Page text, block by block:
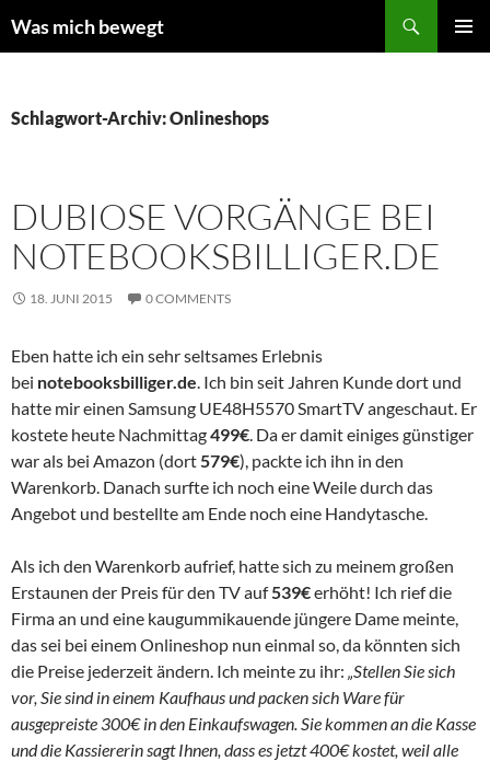
Inhalt
Was mich bewegt
Schlagwort-Archiv: Onlineshops
DUBIOSE VORGÄNGE BEI
NOTEBOOKSBILLIGER.DE
18. JUNI 2015 0 COMMENTS
Eben hatte ich ein sehr seltsames Erlebnis
bei notebooksbilliger.de. Ich bin seit Jahren Kunde dort und
hatte mir einen Samsung UE48H5570 SmartTV angeschaut. Er
kostete heute Nachmittag499€. Da er damit einiges günstiger
war als bei Amazon (dort579€), packte ich ihn in den
Warenkorb. Danach surfte ich noch eine Weile durch das
Angebot und bestellte am Ende noch eine Handytasche.
Als ich den Warenkorb aufrief, hatte sich zu meinem großen
Erstaunen der Preis für den TV auf539€erhöht! Ich rief die
Firma an und eine kaugummikauende jüngere Dame meinte,
das sei bei einem Onlineshop nun einmal so, da könnten sich
die Preise jederzeit ändern. Ich meinte zu ihr: „Stellen Sie sich
vor, Sie sind in einem Kaufhaus und packen sich Ware für
ausgepreiste 300€ in den Einkaufswagen. Sie kommen an die Kasse
und die Kassiererin sagt Ihnen, dass es jetzt 400€ kostet, weil alle